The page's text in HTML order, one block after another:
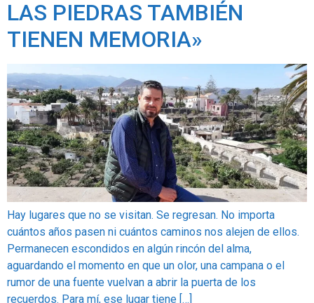
LAS PIEDRAS TAMBIÉN
TIENEN MEMORIA»
Hay lugares que no se visitan. Se regresan. No importa
cuántos años pasen ni cuántos caminos nos alejen de ellos.
Permanecen escondidos en algún rincón del alma,
aguardando el momento en que un olor, una campana o el
rumor de una fuente vuelvan a abrir la puerta de los
recuerdos. Para mí, ese lugar tiene […]